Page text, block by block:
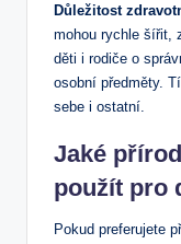
Důležitost
mohou rychle šířit,
děti i rodiče o
osobní předměty.
sebe i ostatní.
Jaké
použít pro
Pokud preferujete